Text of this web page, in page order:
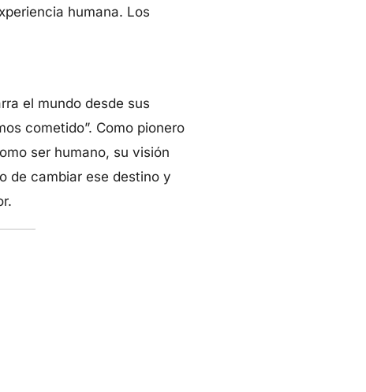
humana. Los
el mundo desde sus
cometido”. Como pionero
ser humano, su visión
de cambiar ese destino y